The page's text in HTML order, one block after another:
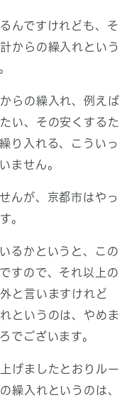
んですけれども、そ
からの繰入れという
らの繰入れ、例えば
い、その安くするた
り入れる、こういっ
ません。
んが、京都市はやっ
。
るかというと、この
すので、それ以上の
と言いますけれど
というのは、やめま
でございます。
げましたとおりルー
繰入れというのは、